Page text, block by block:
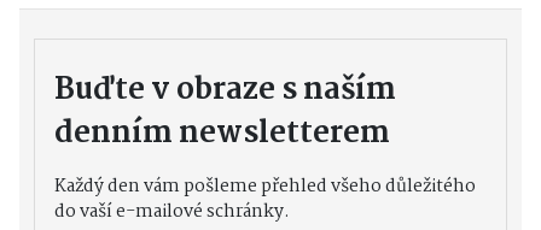
Buďte v obraze s naším
denním newsletterem
Každý den vám pošleme přehled všeho důležitého
do vaší e-mailové schránky.